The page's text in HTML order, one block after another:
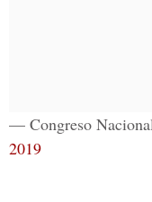
— Congreso
2019